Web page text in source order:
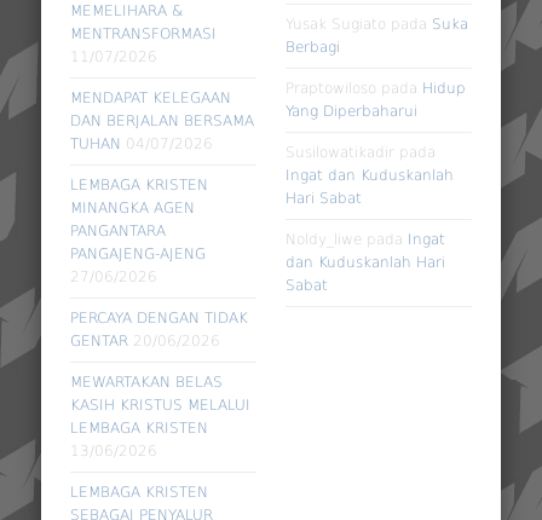
MEMELIHARA &
MENTRANSFORMASI
11/07/2026
MENDAPAT KELEGAAN
DAN BERJALAN BERSAMA
TUHAN 04/07/2026
LEMBAGA KRISTEN
MINANGKA AGEN
PANGANTARA
PANGAJENG-AJENG
27/06/2026
PERCAYA DENGAN TIDAK
GENTAR 20/06/2026
MEWARTAKAN BELAS
KASIH KRISTUS MELALUI
LEMBAGA KRISTEN
13/06/2026
LEMBAGA KRISTEN
SEBAGAI PENYALUR
Yusak Sugiato pada Suka
Berbagi
Praptowiloso pada Hidup
Yang Diperbaharui
Susilowatikadir pada
Ingat dan Kuduskanlah
Hari Sabat
Noldy_liwe pada Ingat
dan Kuduskanlah Hari
Sabat